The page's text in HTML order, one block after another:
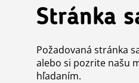
Stránka
Požadovaná stránka
alebo si pozrite našu
hľadaním.